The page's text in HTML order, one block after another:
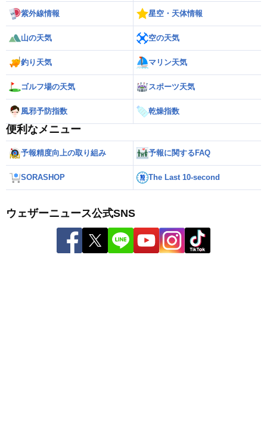
紫外線情報 星空・天体情報
山の天気 空の天気
釣り天気 マリン天気
ゴルフ場の天気 スポーツ天気
風邪予防指数 乾燥指数
便利なメニュー
予報精度向上の取り組み 予報に関するFAQ
SORASHOP The Last 10-second
ウェザーニュース公式SNS